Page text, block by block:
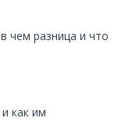
чем разница и что
как им